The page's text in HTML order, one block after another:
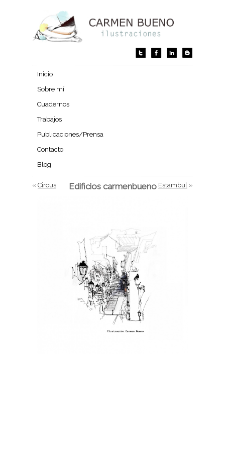
Inicio
Sobre mí
Cuadernos
Trabajos
Publicaciones/Prensa
Contacto
Blog
Edificios carmenbueno
« Circus Estambul »